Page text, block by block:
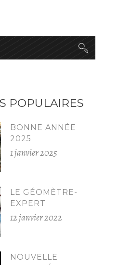
POPULAIRES
BONNE ANNÉE
2025
1 janvier 2025
LE GÉOMÈTRE-
EXPERT
12 janvier 2022
NOUVELLE